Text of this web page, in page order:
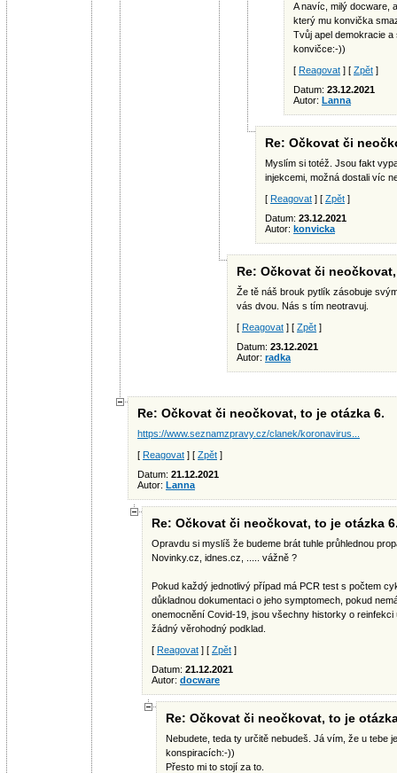
A navíc, milý docware,
který mu konvička
Tvůj apel demokracie
konvičce:-))
[ Reagovat ] [ Zpět ]
Datum: 23.12.2021
Autor: Lanna
Re: Očkovat či
Myslím si totéž. Jsou fakt
injekcemi, možná dostali víc
[ Reagovat ] [ Zpět ]
Datum: 23.12.2021
Autor: konvicka
Re: Očkovat či
Že tě náš brouk pytlík zásobuje
vás dvou. Nás s tím neotravuj.
[ Reagovat ] [ Zpět ]
Datum: 23.12.2021
Autor: radka
Re: Očkovat či neočkovat, to je otázka 6.
https://www.seznamzpravy.cz/clanek/koronavirus...
[ Reagovat ] [ Zpět ]
Datum: 21.12.2021
Autor: Lanna
Re: Očkovat či neočkovat, to je otázka
Opravdu si myslíš že budeme brát tuhle průhlednou
Novinky.cz, idnes.cz, ..... vážně ?
Pokud každý jednotlivý případ má PCR test s počtem
důkladnou dokumentaci o jeho symptomech, pokud
onemocnění Covid-19, jsou všechny historky o
žádný věrohodný podklad.
[ Reagovat ] [ Zpět ]
Datum: 21.12.2021
Autor: docware
Re: Očkovat či neočkovat, to je
Nebudete, teda ty určitě nebudeš. Já vím, že u tebe
konspiracích:-))
Přesto mi to stojí za to.